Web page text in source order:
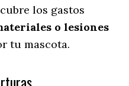
los gastos
o lesiones
tu mascota.